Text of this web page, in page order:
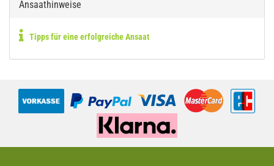
Ansaathinweise
Tipps für eine erfolgreiche Ansaat